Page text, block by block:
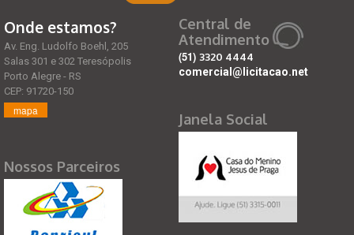
Onde estamos?
Av. Eng. Ludolfo Boehl, 205
Salas 301 e 302 Teresópolis
Porto Alegre - RS
CEP: 91720-150
mapa
Nossos Parceiros
Central de
Atendimento
(51) 3320 4444
comercial@licitacao.net
Janela Social